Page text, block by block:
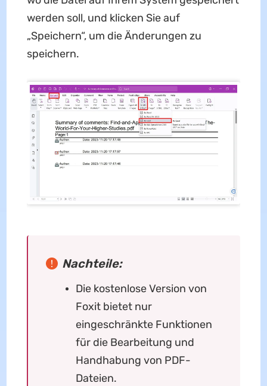
werden soll, und klicken Sie auf
„Speichern“, um die Änderungen zu
speichern.
Nachteile:
Die kostenlose Version von
Foxit bietet nur
eingeschränkte Funktionen
für die Bearbeitung und
Handhabung von PDF-
Dateien.